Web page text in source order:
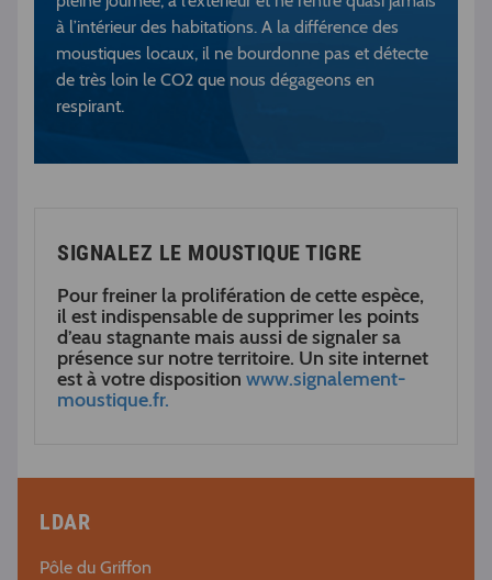
à l’intérieur des habitations. A la différence des
moustiques locaux, il ne bourdonne pas et détecte
de très loin le CO2 que nous dégageons en
respirant.
SIGNALEZ LE MOUSTIQUE TIGRE
Pour freiner la prolifération de cette espèce,
il est indispensable de supprimer les points
d’eau stagnante mais aussi de signaler sa
présence sur notre territoire. Un site internet
est à votre disposition www.signalement-
moustique.fr.
LDAR
Pôle du Griffon